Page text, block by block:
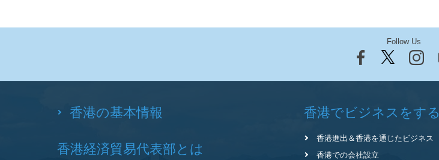
Follow Us
香港の基本情報
香港経済貿易代表部とは
香港でビジネスをする
香港進出＆香港を通じたビジネス
香港での会社設立